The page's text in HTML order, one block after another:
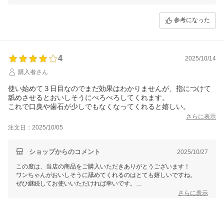
参考になった
4
2025/10/14
購入者さん
使い始めて３日目なのでまだ効果はわかりませんが、指につけて
舐めさせるとおいしそうにぺろぺろしてくれます。
これで口臭や歯石が少しでもなくなってくれると嬉しい。
さらに表示
注文日：2025/10/05
ショップからのコメント 2025/10/27
この度は、当店の商品をご購入いただきありがとうございます！
ワンちゃんがおいしそうに舐めてくれるのはとても嬉しいですね。
ぜひ継続してお使いいただければ幸いです。
また、お気付きの点などございましたら、いつでもお気軽にお問い合わ
さらに表示